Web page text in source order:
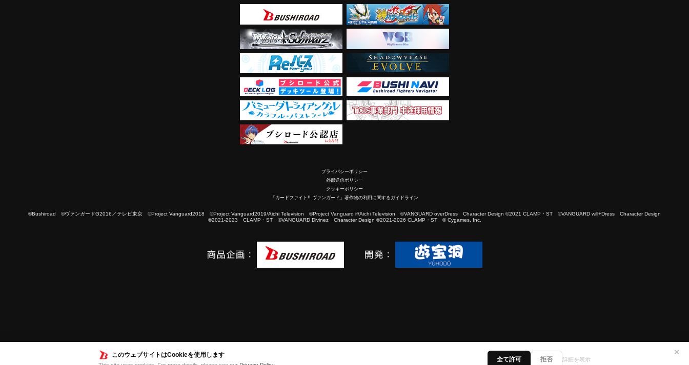
このウェブサイトはCookieを使用します
全て許可 拒否 詳細を表示
✕
プライバシーポリシー
外部送信ポリシー
クッキーポリシー
「カードファイト!! ヴァンガード」著作物の利用に関するガイドライン
©Bushiroad ©ヴァンガードG2016／テレビ東京 ©Project Vanguard2018 ©Project Vanguard2019/Aichi Television ©Project Vanguard if/Aichi Television ©VANGUARD overDress Character Design ©2021 CLAMP・ST ©VANGUARD will+Dress Character Design
©2021-2023 CLAMP・ST ©VANGUARD Divinez Character Design ©2021-2026 CLAMP・ST © Cygames, Inc.